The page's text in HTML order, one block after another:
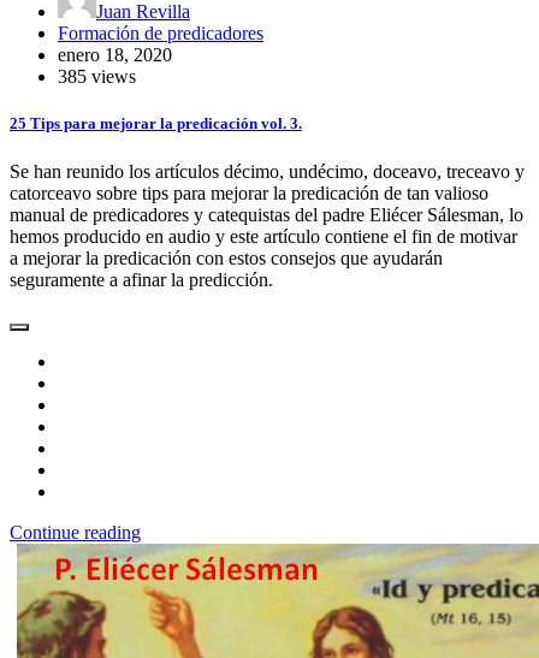
Juan Revilla
Formación de predicadores
enero 18, 2020
385 views
25 Tips para mejorar la predicación vol. 3.
Se han reunido los artículos décimo, undécimo, doceavo, treceavo y
catorceavo sobre tips para mejorar la predicación de tan valioso
manual de predicadores y catequistas del padre Eliécer Sálesman, lo
hemos producido en audio y este artículo contiene el fin de motivar
a mejorar la predicación con estos consejos que ayudarán
seguramente a afinar la predicción.
Continue reading